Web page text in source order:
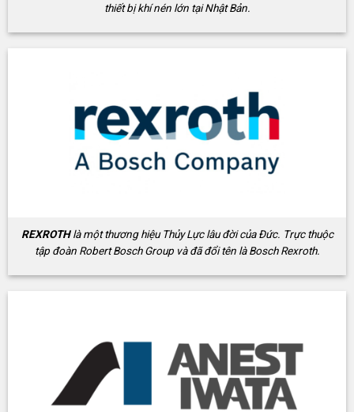
thiết bị khí nén lớn tại Nhật Bản.
REXROTHlà một thương hiệu Thủy Lực lâu đời của Đức. Trực thuộc
tập đoàn Robert Bosch Group và đã đổi tên là Bosch Rexroth.